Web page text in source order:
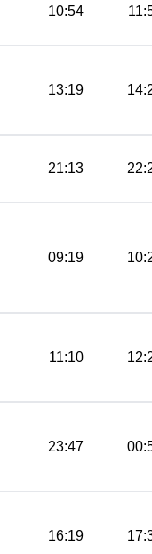
10:54
13:19
21:13
09:19
11:10
23:47
16:19